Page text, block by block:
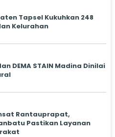
Tapsel Kukuhkan 248
Kelurahan
DEMA STAIN Madina Dinilai
Rantauprapat,
Pastikan Layanan